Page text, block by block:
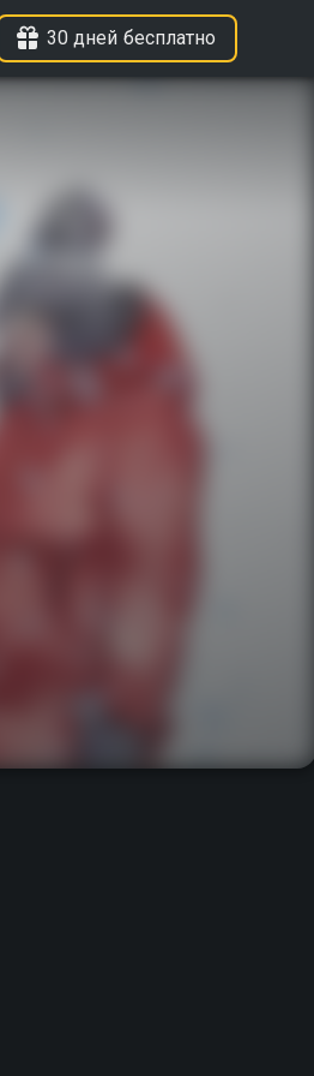
30 дней бесплатно